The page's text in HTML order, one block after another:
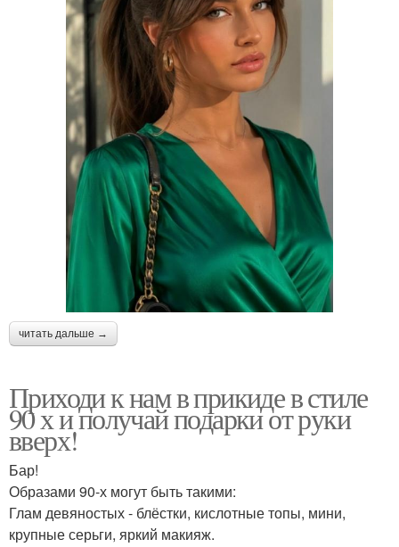
читать дальше →
Приходи к нам в прикиде в стиле
90 х и получай подарки от руки
вверх!
Бар!
Образами 90-х могут быть такими:
Глам девяностых - блёстки, кислотные топы, мини,
крупные серьги, яркий макияж.